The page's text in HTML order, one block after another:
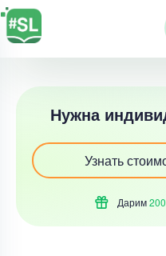
Нужна
Узнать
Дарим